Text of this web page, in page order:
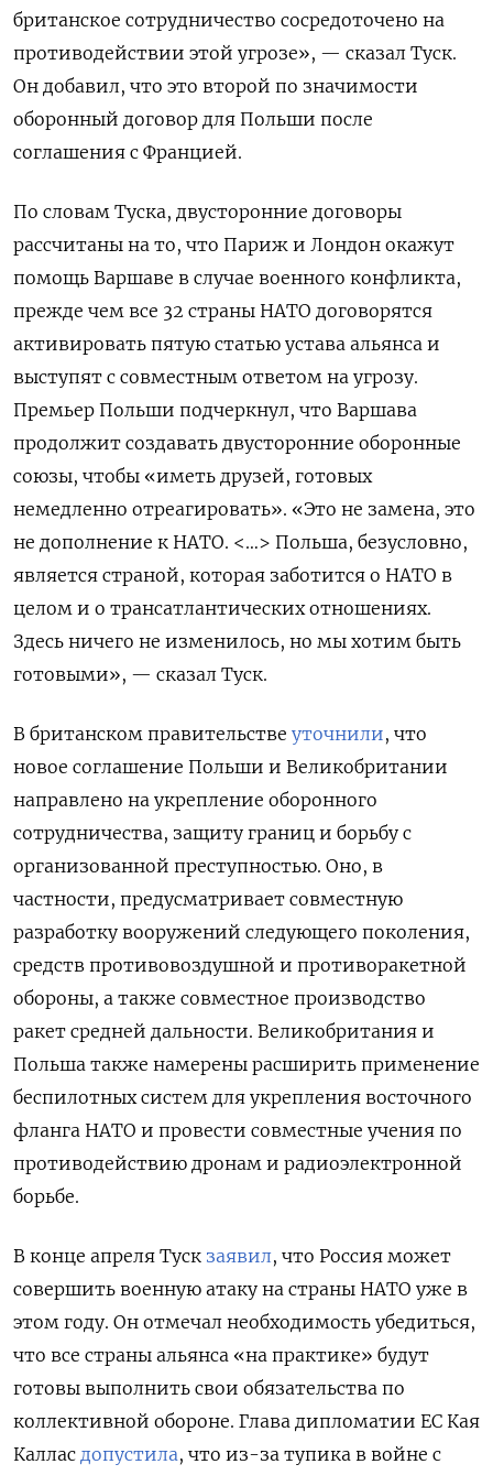
британское сотрудничество сосредоточено на
противодействии этой угрозе», — сказал Туск.
Он добавил, что это второй по значимости
оборонный договор для Польши после
соглашения с Францией.
По словам Туска, двусторонние договоры
рассчитаны на то, что Париж и Лондон окажут
помощь Варшаве в случае военного конфликта,
прежде чем все 32 страны НАТО договорятся
активировать пятую статью устава альянса и
выступят с совместным ответом на угрозу.
Премьер Польши подчеркнул, что Варшава
продолжит создавать двусторонние оборонные
союзы, чтобы «иметь друзей, готовых
немедленно отреагировать». «Это не замена, это
не дополнение к НАТО. <…> Польша, безусловно,
является страной, которая заботится о НАТО в
целом и о трансатлантических отношениях.
Здесь ничего не изменилось, но мы хотим быть
готовыми», — сказал Туск.
В британском правительстве уточнили, что
новое соглашение Польши и Великобритании
направлено на укрепление оборонного
сотрудничества, защиту границ и борьбу с
организованной преступностью. Оно, в
частности, предусматривает совместную
разработку вооружений следующего поколения,
средств противовоздушной и противоракетной
обороны, а также совместное производство
ракет средней дальности. Великобритания и
Польша также намерены расширить применение
беспилотных систем для укрепления восточного
фланга НАТО и провести совместные учения по
противодействию дронам и радиоэлектронной
борьбе.
В конце апреля Туск заявил, что Россия может
совершить военную атаку на страны НАТО уже в
этом году. Он отмечал необходимость убедиться,
что все страны альянса «на практике» будут
готовы выполнить свои обязательства по
коллективной обороне. Глава дипломатии ЕС Кая
Каллас допустила, что из-за тупика в войне с